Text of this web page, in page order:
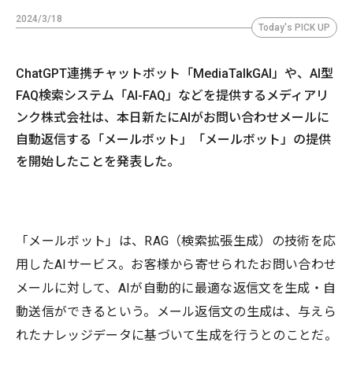
2024/3/18
Today's PICK UP
ChatGPT連携チャットボット「MediaTalkGAI」や、AI型
FAQ検索システム「AI-FAQ」などを提供するメディアリ
ンク株式会社は、本日新たにAIがお問い合わせメールに
自動返信する「メールボット」「メールボット」の提供
を開始したことを発表した。
「メールボット」は、RAG（検索拡張生成）の技術を応
用したAIサービス。お客様から寄せられたお問い合わせ
メールに対して、AIが自動的に最適な返信文を生成・自
動送信ができるという。メール返信文の生成は、与えら
れたナレッジデータに基づいて生成を行うとのことだ。